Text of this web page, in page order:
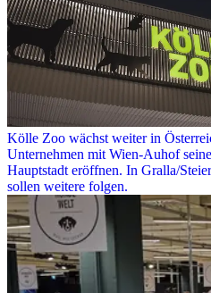
Kölle Zoo wächst weiter in
Unternehmen mit Wien-Auhof
Hauptstadt eröffnen. In Gralla/
sollen weitere folgen.